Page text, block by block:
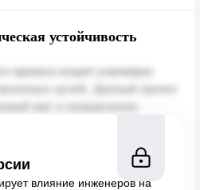
устойчивость
влияние инженеров на